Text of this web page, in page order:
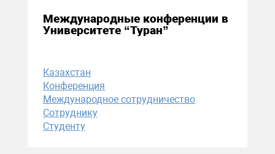
Международные конференции в
Университете “Туран”
Казахстан
Конференция
Международное сотрудничество
Сотруднику
Студенту